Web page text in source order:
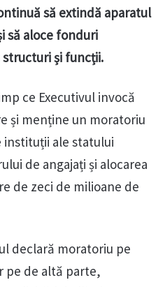
să extindă aparatul
să aloce fonduri
și funcții.
ce Executivul invocă
și menține un moratoriu
instituții ale statului
de angajați și alocarea
de zeci de milioane de
declară moratoriu pe
pe de altă parte,